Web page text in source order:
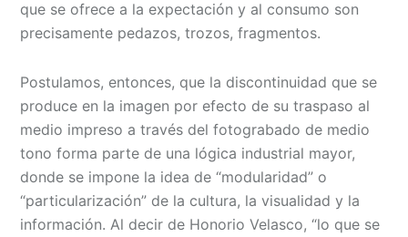
que se ofrece a la expectación y al consumo son
precisamente pedazos, trozos, fragmentos.
Postulamos, entonces, que la discontinuidad que se
produce en la imagen por efecto de su traspaso al
medio impreso a través del fotograbado de medio
tono forma parte de una lógica industrial mayor,
donde se impone la idea de “modularidad” o
“particularización” de la cultura, la visualidad y la
información. Al decir de Honorio Velasco, “lo que se